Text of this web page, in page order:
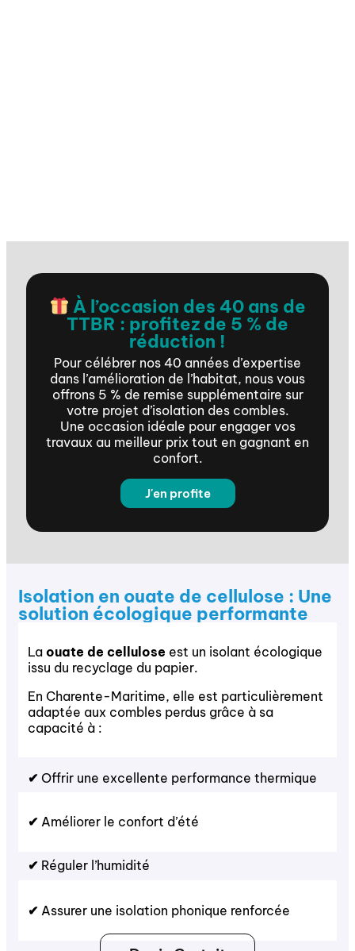
À l’occasion des 40 ans de
TTBR : profitez de 5 % de
réduction !
Pour célébrer nos 40 années d’expertise
dans l’amélioration de l’habitat, nous vous
offrons 5 % de remise supplémentaire sur
votre projet d’isolation des combles.
Une occasion idéale pour engager vos
travaux au meilleur prix tout en gagnant en
confort.
J'en profite
Isolation en ouate de cellulose : Une
solution écologique performante
Laouate de cellulose est un isolant écologique
issu du recyclage du papier.
En Charente-Maritime, elle est particulièrement
adaptée aux combles perdus grâce à sa
capacité à :
✔ Offrir une excellente performance thermique
✔Améliorer le confort d’été
✔ Réguler l’humidité
✔ Assurer une isolation phonique renforcée